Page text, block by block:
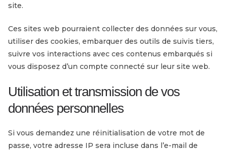
site.
Ces sites web pourraient collecter des données sur vous,
utiliser des cookies, embarquer des outils de suivis tiers,
suivre vos interactions avec ces contenus embarqués si
vous disposez d’un compte connecté sur leur site web.
Utilisation et transmission de vos
données personnelles
Si vous demandez une réinitialisation de votre mot de
passe, votre adresse IP sera incluse dans l’e-mail de